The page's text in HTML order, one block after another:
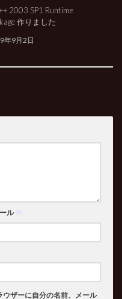
2003 SP1 Runtime
作りました
年9月2日
ル※
ザーに自分の名前、メール